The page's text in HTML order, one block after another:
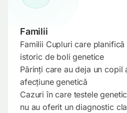
Familii
Familii Cupluri care
istoric de boli genetice
Părinți care au deja un copil
afecțiune genetică
Cazuri în care testele
nu au oferit un diagnostic